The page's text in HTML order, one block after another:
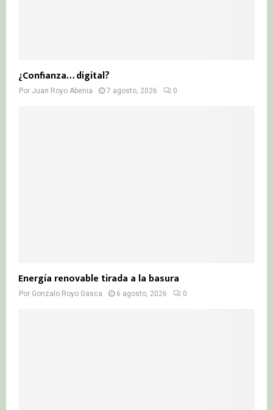
¿Confianza… digital?
Por Juan Royo Abenia 7 agosto, 2026 0
Energía renovable tirada a la basura
Por Gonzalo Royo Gasca 6 agosto, 2026 0